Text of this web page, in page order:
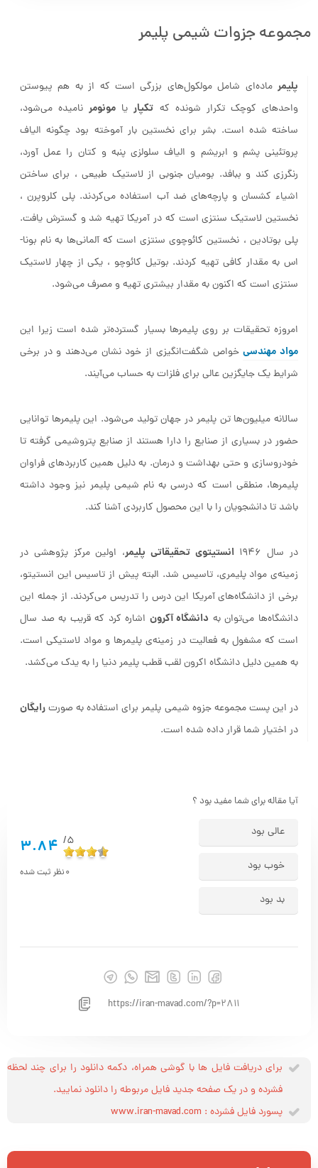
مجموعه جزوات شیمی پلیمر
پلیمر ماده‌ای شامل مولکول‌های بزرگی است که از به هم پیوستن
واحدهای کوچک تکرار شونده که تکپاریا مونومرنامیده می‌شود،
ساخته شده است. بشر برای نخستین بار آموخته بود چگونه الیاف
پروتئینی پشم و ابریشم و الیاف سلولزی پنبه و کتان را عمل آورد،
رنگرزی کند و ببافد. بومیان جنوبی از لاستیک طبیعی ، برای ساختن
اشیاء کشسان و پارچه‌های ضد آب استفاده می‌کردند. پلی کلروپرن ،
نخستین لاستیک سنتزی است که در آمریکا تهیه شد و گسترش یافت.
پلی بوتادین ، نخستین کائوچوی سنتزی است که آلمانی‌ها به نام بونا-
اس به مقدار کافی تهیه کردند. بوتیل کائوچو ، یکی از چهار لاستیک
سنتزی است که اکنون به مقدار بیشتری تهیه و مصرف می‌شود.
امروزه تحقیقات بر روی پلیمرها بسیار گسترده‌تر شده است زیرا این
مواد مهندسیخواص شگفت‌انگیزی از خود نشان می‌دهند و در برخی
شرایط یک جایگزین عالی برای فلزات به حساب می‌آیند.
سالانه میلیون‌ها تن پلیمر در جهان تولید می‌شود. این پلیمرها توانایی
حضور در بسیاری از صنایع را دارا هستند از صنایع پتروشیمی گرفته تا
خودروسازی و حتی بهداشت و درمان. به دلیل همین کاربردهای فراوان
پلیمرها، منطقی است که درسی به نام شیمی پلیمر نیز وجود داشته
باشد تا دانشجویان را با این محصول کاربردی آشنا کند.
در سال 1946 انستیتوی تحقیقاتی پلیمر، اولین مرکز پژوهشی در
زمینه‌ی مواد پلیمری، تاسیس شد. البته پیش از تاسیس این انستیتو،
برخی از دانشگاه‌های آمریکا این درس را تدریس می‌کردند. از جمله این
دانشگاه‌ها می‌توان به دانشگاه آکرون اشاره کرد که قریب به صد سال
است که مشغول به فعالیت در زمینه‌ی پلیمرها و مواد لاستیکی است.
به همین دلیل دانشگاه اکرون لقب قطب پلیمر دنیا را به یدک می‌کشد.
در این پست مجموعه جزوه شیمی پلیمر برای استفاده به صورترایگان
در اختیار شما قرار داده شده است.
آیا مقاله برای شما مفید بود ؟
عالی بود
خوب بود
بد بود
5/
3.84
0نظر ثبت شده
https://iran-mavad.com/?p=2811
برای دریافت فایل ها با گوشی همراه، دکمه دانلود را برای چند لحظه
فشرده و در یک صفحه جدید فایل مربوطه را دانلود نمایید.
پسورد فایل فشرده : www.iran-mavad.com